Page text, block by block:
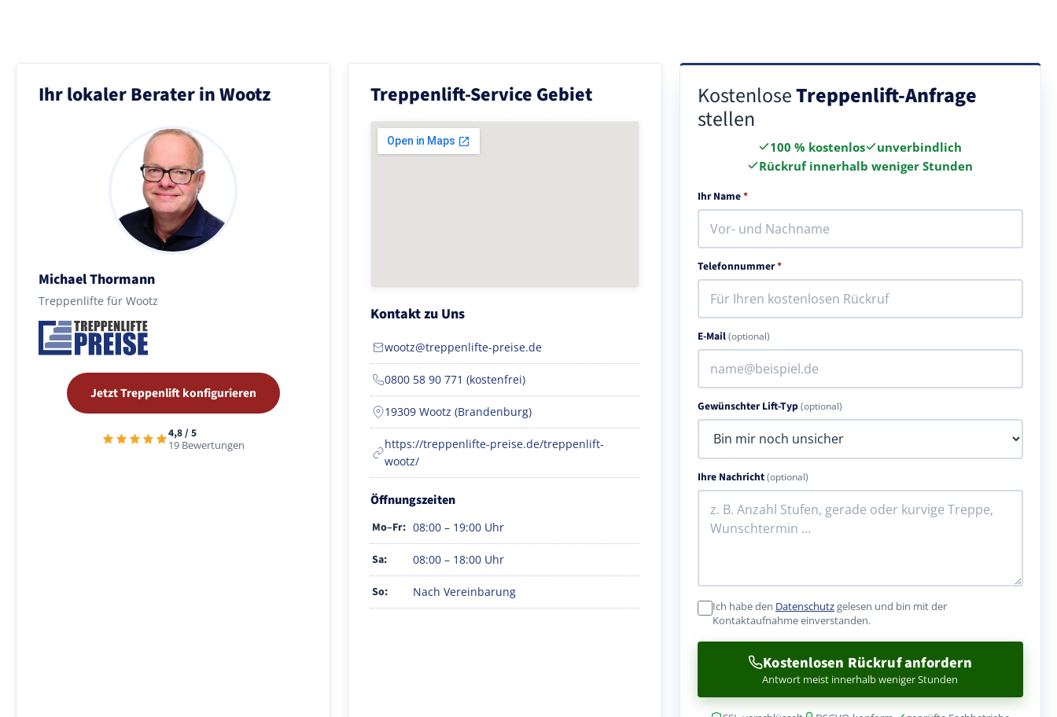
Ihr lokaler Berater in Wootz
Michael Thormann
Treppenlifte für Wootz
Jetzt Treppenlift konfigurieren
4,8 / 5
19 Bewertungen
Treppenlift-Service Gebiet
Kontakt zu Uns
wootz@treppenlifte-preise.de
0800 58 90 771 (kostenfrei)
19309 Wootz (Brandenburg)
https://treppenlifte-preise.de/treppenlift-
wootz/
Öffnungszeiten
Mo–Fr: 08:00 – 19:00 Uhr
Sa: 08:00 – 18:00 Uhr
So: Nach Vereinbarung
KostenloseTreppenlift-Anfrage
stellen
100 % kostenlos
unverbindlich
Rückruf innerhalb weniger Stunden
Ihr Name*
Telefonnummer*
E-Mail(optional)
Gewünschter Lift-Typ(optional)
Ihre Nachricht(optional)
Ich habe den Datenschutzgelesen und bin mit der
Kontaktaufnahme einverstanden.
Kostenlosen Rückruf anfordern
Antwort meist innerhalb weniger Stunden